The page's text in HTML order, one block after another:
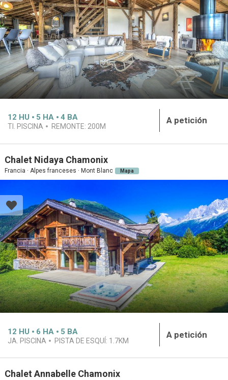
12 HU 5 HA 4 BA
TI. PISCINA REMONTE: 200M
A petición
Chalet Nidaya Chamonix
Francia · Alpes franceses · Mont Blanc Mapa
12 HU 6 HA 5 BA
JA. PISCINA PISTA DE ESQUÍ: 1.7KM
A petición
Chalet Annabelle Chamonix